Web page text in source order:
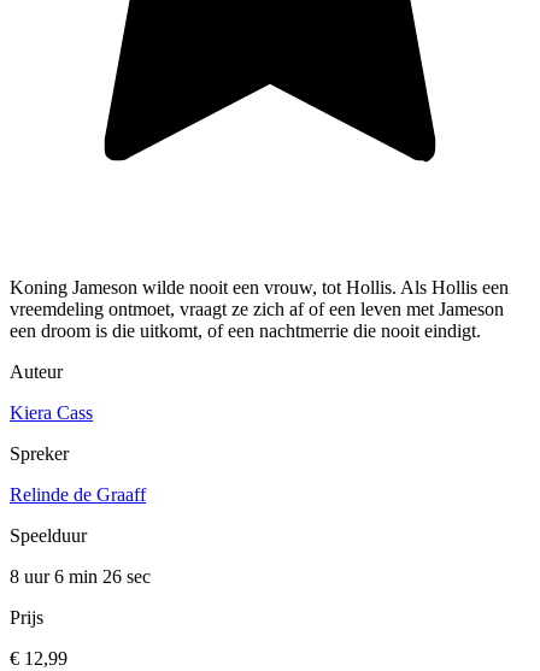
Koning Jameson wilde nooit een vrouw, tot Hollis. Als Hollis een
vreemdeling ontmoet, vraagt ze zich af of een leven met Jameson
een droom is die uitkomt, of een nachtmerrie die nooit eindigt.
Auteur
Kiera Cass
Spreker
Relinde de Graaff
Speelduur
8 uur 6 min 26 sec
Prijs
€ 12,99